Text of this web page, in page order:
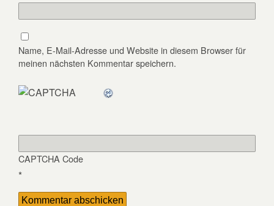
Name, E-Mail-Adresse und Website in diesem Browser für
meinen nächsten Kommentar speichern.
CAPTCHA Code
*